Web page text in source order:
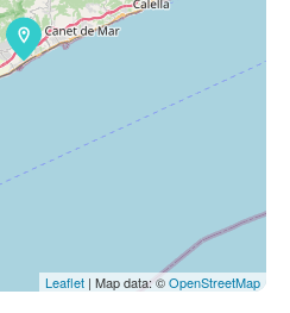
Leaflet | Map data: ©OpenStreetMap